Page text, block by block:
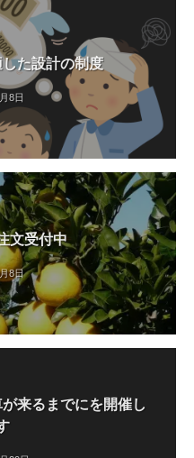
た設計の制度
8日
文受付中
8日
来るまでにを開催し